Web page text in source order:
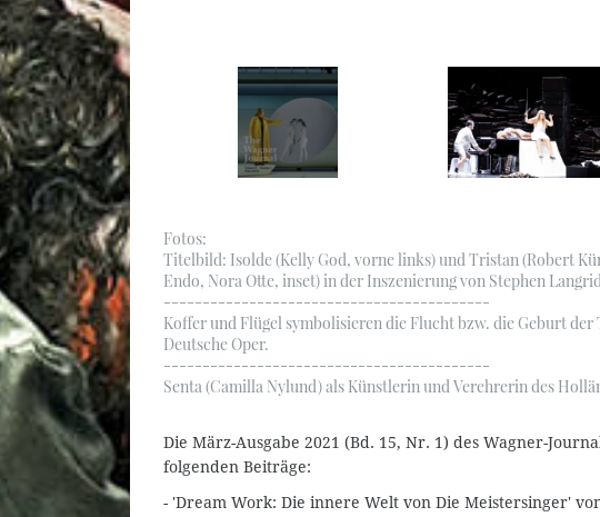
Fotos:
Titelbild: Isolde (Kelly God, vorne links) und Tristan (Robert
Endo, Nora Otte, inset) in der Inszenierung von Stephen
------------------------------------------
Koffer und Flügel symbolisieren die Flucht bzw. die Geburt
Deutsche Oper.
------------------------------------------
Senta (Camilla Nylund) als Künstlerin und Verehrerin des
Die März-Ausgabe 2021 (Bd. 15, Nr. 1) des Wagner-
folgenden Beiträge:
- 'Dream Work: Die innere Welt von Die Meistersinger'